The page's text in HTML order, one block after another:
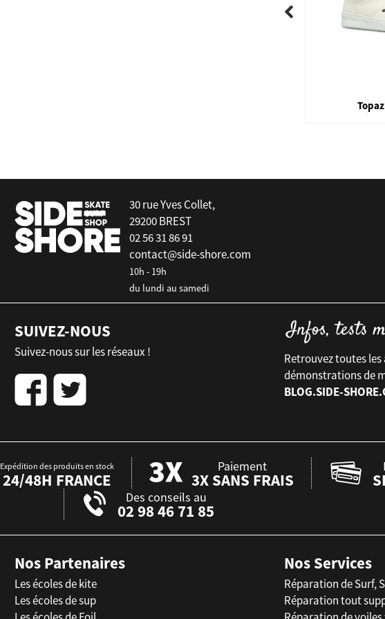
30 rue Yves Collet,
29200 BREST
02 56 31 86 91
contact@side-shore.com
10h - 19h
du lundi au samedi
SUIVEZ-NOUS
Suivez-nous sur les réseaux !
Retrouvez toutes
démonstrations de
BLOG.SIDE-
Expédition des produits en stock
24/48H FRANCE
Paiement
3X SANS FRAIS
Des conseils au
02 98 46 71 85
Nos Partenaires
Les écoles de kite
Les écoles de sup
Nos Services
Réparation de Surf,
Réparation tout